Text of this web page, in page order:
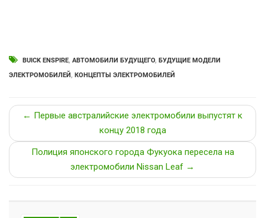
BUICK ENSPIRE, АВТОМОБИЛИ БУДУЩЕГО, БУДУЩИЕ МОДЕЛИ
ЭЛЕКТРОМОБИЛЕЙ, КОНЦЕПТЫ ЭЛЕКТРОМОБИЛЕЙ
← Первые австралийские электромобили выпустят к
концу 2018 года
Полиция японского города Фукуока пересела на
электромобили Nissan Leaf →